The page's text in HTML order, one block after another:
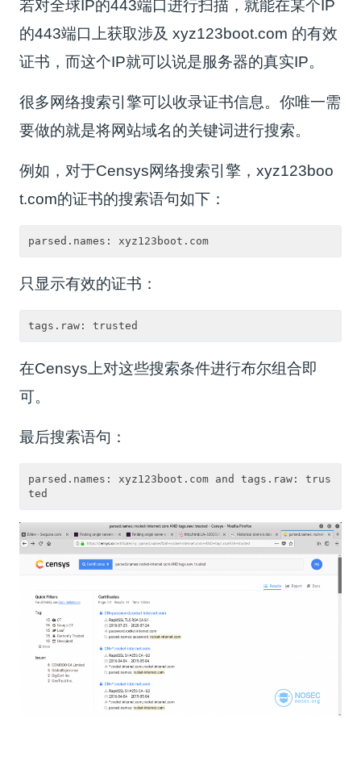
若对全球IP的443端口进行扫描，就能在某个IP
的443端口上获取涉及 xyz123boot.com 的有效
证书，而这个IP就可以说是服务器的真实IP。
很多网络搜索引擎可以收录证书信息。你唯一需
要做的就是将网站域名的关键词进行搜索。
例如，对于Censys网络搜索引擎，xyz123boo
t.com的证书的搜索语句如下：
只显示有效的证书：
在Censys上对这些搜索条件进行布尔组合即
可。
最后搜索语句：
parsed.names: xyz123boot.com and tags.raw: trus